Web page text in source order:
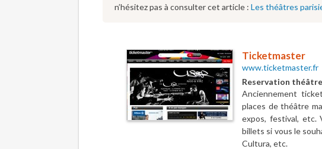
n’hésitez pas à consulter cet article : Les théâtres
Ticketmaster
www.ticketmaster.fr
Reservation
Anciennement
places de théâtre
expos, festival, etc.
billets si vous le
Cultura, etc.